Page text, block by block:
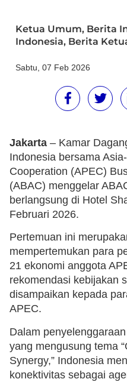
Ketua Umum, Berita
Indonesia, Berita
Sabtu, 07 Feb 2026
Jakarta – Kamar
Indonesia bersama
Cooperation (APEC)
(ABAC) menggelar
berlangsung di Hotel
Februari 2026.
Pertemuan ini
mempertemukan para
21 ekonomi anggota
rekomendasi kebijakan
disampaikan kepada
APEC.
Dalam
yang mengusung tema
Synergy,” Indonesia
konektivitas sebagai